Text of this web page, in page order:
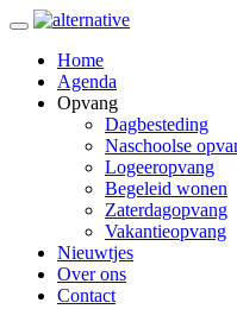
Home
Agenda
Opvang
Dagbesteding
Naschoolse
Logeeropvang
Begeleid wonen
Zaterdagopvang
Vakantieopvang
Nieuwtjes
Over ons
Contact